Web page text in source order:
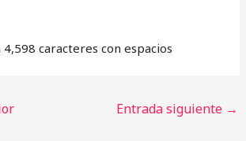
caracteres con espacios
Entrada siguiente →